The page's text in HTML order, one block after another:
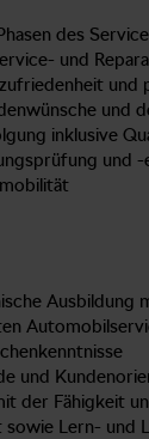
des
und
und
und
inklusive
und
und
der Fähigkeit
sowie Lern- und